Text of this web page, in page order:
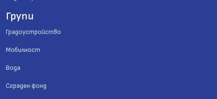
Групи
Градоустройство
Мобилност
Вода
Сграден фонд